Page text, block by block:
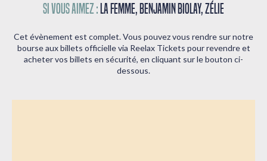
Si vous aimez : La Femme, Benjamin Biolay, Zélie
Cet évènement est complet. Vous pouvez vous rendre sur notre
bourse aux billets officielle via Reelax Tickets pour revendre et
acheter vos billets en sécurité, en cliquant sur le bouton ci-
dessous.